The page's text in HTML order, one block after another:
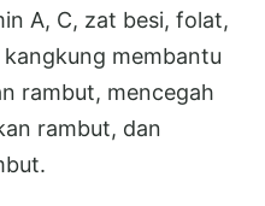
A, C, zat besi, folat,
membantu
rambut, mencegah
rambut, dan